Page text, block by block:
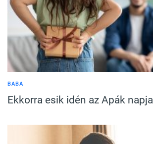
BABA
Ekkorra esik idén az Apák napja